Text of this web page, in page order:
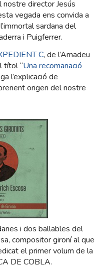
nostre director Jesús
vegada ens convida a
l’immortal sardana del
i Puigferrer.
C, de l’Amadeu
títol “Una recomanació
l’explicació de
origen del nostre
i dos ballables del
compositor gironí al que
el primer volum de la
DE COBLA.